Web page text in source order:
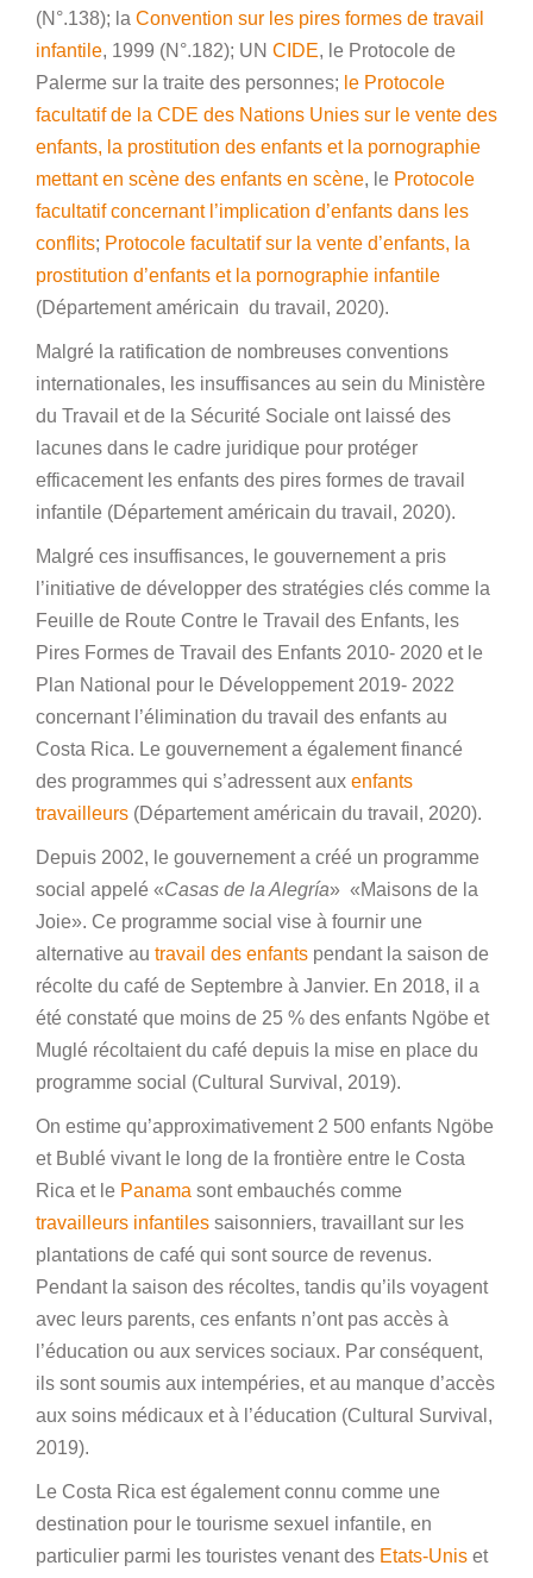
(N°.138); la Convention sur les pires formes de travail
infantile, 1999 (N°.182); UN CIDE, le Protocole de
Palerme sur la traite des personnes; le Protocole
facultatif de la CDE des Nations Unies sur le vente des
enfants, la prostitution des enfants et la pornographie
mettant en scène des enfants en scène, le Protocole
facultatif concernant l’implication d’enfants dans les
conflits; Protocole facultatif sur la vente d’enfants, la
prostitution d’enfants et la pornographie infantile
(Département américain du travail, 2020).
Malgré la ratification de nombreuses conventions
internationales, les insuffisances au sein du Ministère
du Travail et de la Sécurité Sociale ont laissé des
lacunes dans le cadre juridique pour protéger
efficacement les enfants des pires formes de travail
infantile (Département américain du travail, 2020).
Malgré ces insuffisances, le gouvernement a pris
l’initiative de développer des stratégies clés comme la
Feuille de Route Contre le Travail des Enfants, les
Pires Formes de Travail des Enfants 2010- 2020 et le
Plan National pour le Développement 2019- 2022
concernant l’élimination du travail des enfants au
Costa Rica. Le gouvernement a également financé
des programmes qui s’adressent aux enfants
travailleurs (Département américain du travail, 2020).
Depuis 2002, le gouvernement a créé un programme
social appelé «Casas de la Alegría» «Maisons de la
Joie». Ce programme social vise à fournir une
alternative au travail des enfants pendant la saison de
récolte du café de Septembre à Janvier. En 2018, il a
été constaté que moins de 25 % des enfants Ngöbe et
Muglé récoltaient du café depuis la mise en place du
programme social (Cultural Survival, 2019).
On estime qu’approximativement 2 500 enfants Ngöbe
et Bublé vivant le long de la frontière entre le Costa
Rica et le Panama sont embauchés comme
travailleurs infantiles saisonniers, travaillant sur les
plantations de café qui sont source de revenus.
Pendant la saison des récoltes, tandis qu’ils voyagent
avec leurs parents, ces enfants n’ont pas accès à
l’éducation ou aux services sociaux. Par conséquent,
ils sont soumis aux intempéries, et au manque d’accès
aux soins médicaux et à l’éducation (Cultural Survival,
2019).
Le Costa Rica est également connu comme une
destination pour le tourisme sexuel infantile, en
particulier parmi les touristes venant des Etats-Unis et